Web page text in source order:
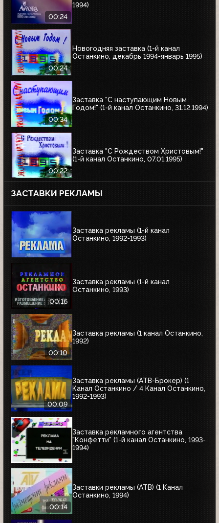
00:24
1994)
00:24
Новогодняя заставка (1-й канал
Останкино, декабрь 1994-январь 1995)
00:34
Заставка "С наступающим Новым
Годом!" (1-й канал Останкино, 31.12.1994)
00:22
Заставка "С Рождеством Христовым!"
(1-й канал Останкино, 07.01.1995)
ЗАСТАВКИ РЕКЛАМЫ
Заставка рекламы (1-й канал
Останкино, 1992-1993)
00:16
Заставка рекламы (1-й канал
Останкино, 1993)
00:10
Заставка рекламы (1 канал Останкино,
1992)
00:09
Заставка рекламы (АТВ-Брокер) (1
Канал Останкино / 4 Канал Останкино,
1992-1993)
Заставка рекламного агентства
"Конфетти" (1-й канал Останкино, 1993-
1994)
00:14
Заставки рекламы (АТВ) (1 Канал
Останкино, 1994)